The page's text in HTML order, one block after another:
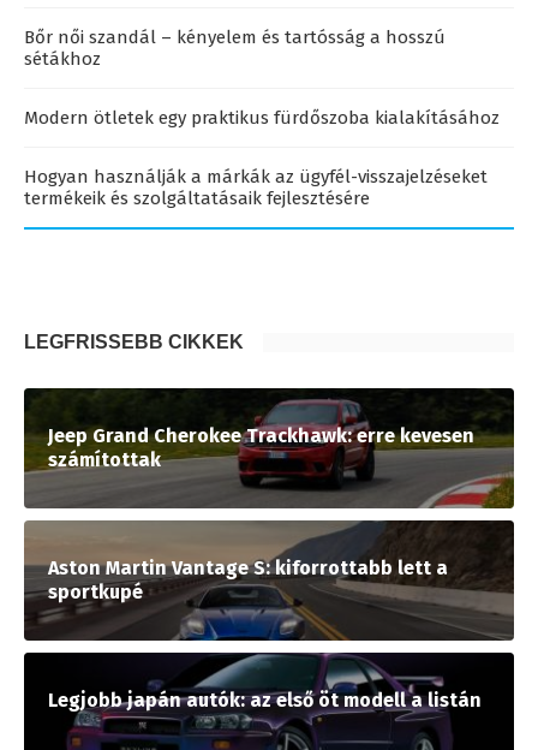
Bőr női szandál – kényelem és tartósság a hosszú
sétákhoz
Modern ötletek egy praktikus fürdőszoba kialakításához
Hogyan használják a márkák az ügyfél-visszajelzéseket
termékeik és szolgáltatásaik fejlesztésére
LEGFRISSEBB CIKKEK
Jeep Grand Cherokee Trackhawk: erre kevesen
számítottak
Aston Martin Vantage S: kiforrottabb lett a
sportkupé
Legjobb japán autók: az első öt modell a listán